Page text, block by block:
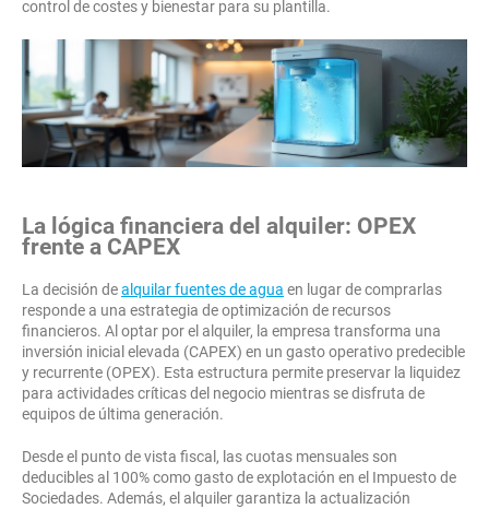
control de costes y bienestar para su plantilla.
La lógica financiera del alquiler: OPEX
frente a CAPEX
La decisión dealquilar fuentes de agua en lugar de comprarlas
responde a una estrategia de optimización de recursos
financieros. Al optar por el alquiler, la empresa transforma una
inversión inicial elevada (CAPEX) en un gasto operativo predecible
y recurrente (OPEX). Esta estructura permite preservar la liquidez
para actividades críticas del negocio mientras se disfruta de
equipos de última generación.
Desde el punto de vista fiscal, las cuotas mensuales son
deducibles al 100% como gasto de explotación en el Impuesto de
Sociedades. Además, el alquiler garantiza la actualización